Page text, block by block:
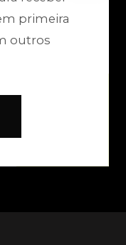
primeira
outros